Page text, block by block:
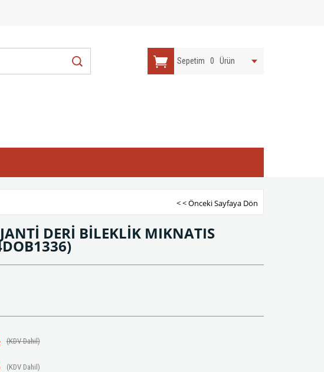
Sepetim 0 Ürün
< < Önceki Sayfaya Dön
DERİ BİLEKLİK MIKNATIS
(KDV Dahil)
(KDV Dahil)